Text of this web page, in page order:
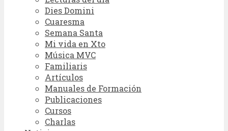
Dies Domini
Cuaresma
Semana Santa
Mi vida en Xto
Música MVC
Familiaris
Artículos
Manuales de Formación
Publicaciones
Cursos
Charlas